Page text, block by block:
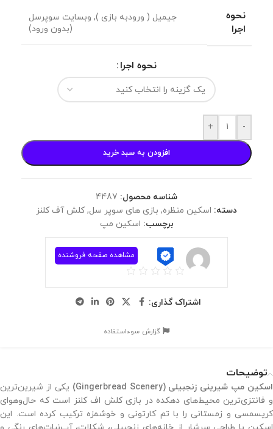
نحوه
اجرا
جیمیل ( ورودبه بازی ), وبسایت سوپرسل
(بدون ورود)
نحوه اجرا
-
+
افزودن به سبد خرید
شناسه محصول: 4487
دسته: اسکین منظره, بازی های سوپر سل, کلش آف کلنز
برچسب: اسکین مپ
مشاهده صفحه فروشنده
اشتراک گذاری:
گزارش سوءاستفاده
توضیحات
اسکین مپ شیرینی زنجبیلی (Gingerbread Scenery)
یکی از شیرین‌ترین
و فانتزی‌ترین محیط‌های دهکده در بازی کلش اف کلنز است که حال‌وهوای
کریسمسی و زمستانی را با تم کارتونی و خوشمزه ترکیب کرده است. این